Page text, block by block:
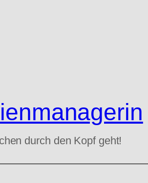
durch den Kopf geht!